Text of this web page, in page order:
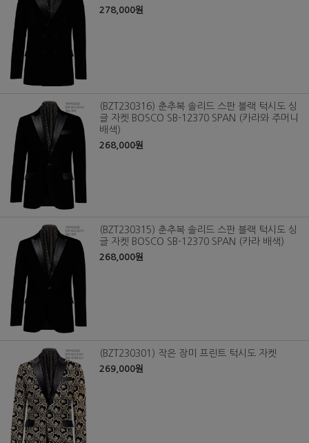
278,000원
(BZT230316) 춘추복 솔리드 스판 블랙 턱시도 싱
글 자켓 BOSCO SB-12370 SPAN (카라와 주머니
배색)
268,000원
(BZT230315) 춘추복 솔리드 스판 블랙 턱시도 싱
글 자켓 BOSCO SB-12370 SPAN (카라 배색)
268,000원
(BZT230301) 작은 장미 프린트 턱시도 자켓
269,000원